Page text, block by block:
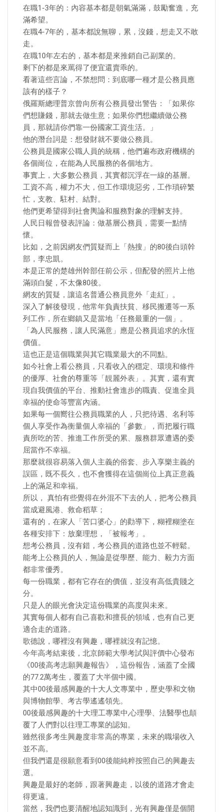
在職1-3年的：內容基本都是朝氣滿滿，鼓勵奮進，充
滿希望。
在職4-7年的，基本都說無聊，累，沒錢，想走又不敢
走。
在職10年左右的，基本都是來推銷自己副業的。
剩下的都是來罵得了便宜還賣乖的。
看著這些言論，不禁想問：到底哪一種才是公務員應
該有的樣子？
俄羅斯總理普京曾向所有公務員發出警告：「如果你
們想賺錢，那就去做生意；如果你們想繼續做公務
員，那就請你們靠一份國家工資生活。」
他的潛台詞是：想發財就不要做公務員。
公務員是國家公職人員的統稱，他們遍布政府機構的
各個崗位，在能為人民服務的各個地方。
事實上，大多數公務員，其實都沉浮在一線的基層。
工資不高，權力不大，但工作環境惡劣，工作瑣碎繁
忙，支教、駐村、結對。
他們更希望得到社會輿論和服務對象的理解支持。
人民日報曾發表評論：做基層公務員，需要一點情
懷。
比如，之前因網友們質疑而上「熱搜」的80後白頭幹
部，李忠凱。
本是正常的楚雄州幹部任前公示，但配發的照片上他
滿頭白髮，不太像80後。
網友的質疑，讓這名普通公務員意外「走紅」。
深入了解後發現，他常年負責扶貧、移民搬遷等一系
列工作，所在鄉鎮又是當地「任務最重的一個」。
「為人民服務，讓人民滿意」應是公務員追求的永恆
價值。
這也正是這個職業與其它職業最大的不同點。
如今社會上看公務員，只看收入的穩定、環境和條件
的優厚、社會的尊重等「靚麗外表」。其實，還有實
現自我價值的平台、推動社會進步的職責、促進全員
幸福的使命等豐富內涵。
如果每一個嚮往公務員職業的人，只把待遇、名利等
個人享受作為衡量個人幸福的「參數」，而把履行職
責所吃的苦、推進工作所受的累、服務群眾遭遇的委
屈當作不幸福。
那麼就很容易落入個人主義的俗套、步入享樂主義的
誤區，既不長久，也不會獲得在這個崗位上真正意義
上的滿足和幸福。
所以， 真怕有些覺得在外混不下去的人，把考公務員
當成避風港、救命稻草；
還有的，在家人「苦口婆心」的勸導下，糊裡糊塗在
各種安排下：放棄理想，「被報考」。
想考公務員，沒有錯，考公務員的道路也並不輕鬆。
能考上公務員的人，無論是從學歷、能力、毅力方面
都非常優秀。
每一份職業，都有它存在的價值，並沒有高低貴賤之
分。
只是人的眼光會決定這份職業的高度與未來。
其實每個人都有自己喜歡和擅長的領域，也有自己更
適合走的道路。
歌德說，哪裡沒有興趣，哪裡就沒有記憶。
今年高考結束後，北京師範大學考試與評價中心發布
《00後高考志願興趣報告》，這份報告，涵蓋了全國
的77.2萬考生，覆蓋了大半個中國。
其中00後最感興趣的十大人文專業中，歷史學和文物
與博物館學、考古學遙遙領先。
00後最感興趣的十大理工專業中,心理學、法醫學也顛
覆了人們對以往理工專業的認知。
雖然很多考生興趣度非常高的專業，未來的職場收入
並不高。
但我們還是很願意看到00後能純粹按照自己的興趣去
選。
興趣是最好的老師，跟著興趣走，以後的道路才會走
得更遠。
當然，我們也要清醒地認知識到，光有興趣僅是個開